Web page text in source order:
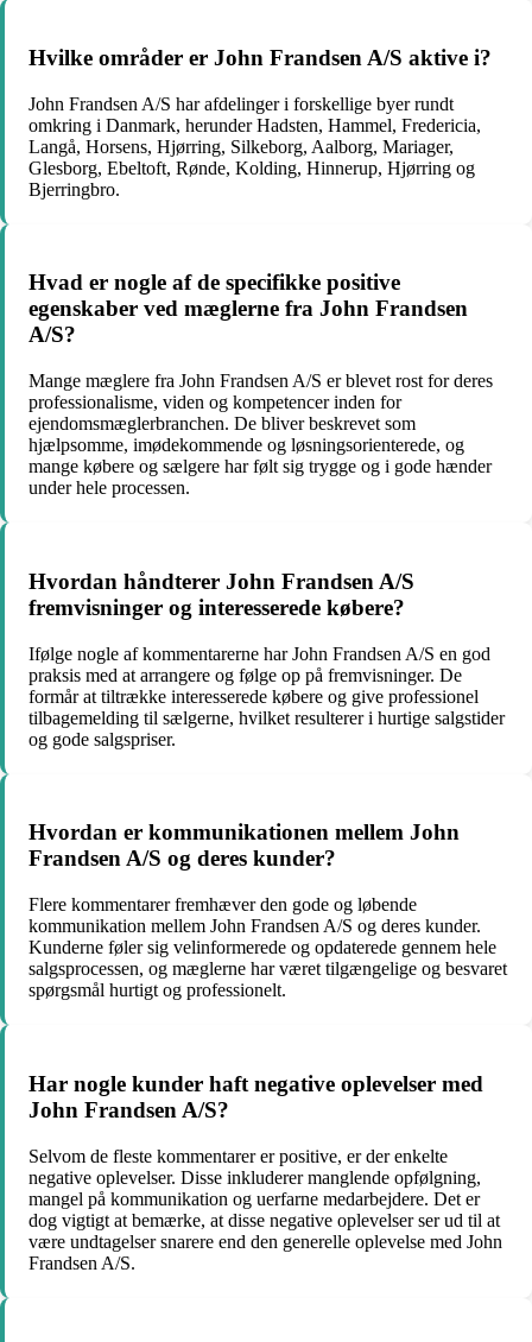
Hvilke områder er John Frandsen A/S aktive i?
John Frandsen A/S har afdelinger i forskellige byer rundt
omkring i Danmark, herunder Hadsten, Hammel, Fredericia,
Langå, Horsens, Hjørring, Silkeborg, Aalborg, Mariager,
Glesborg, Ebeltoft, Rønde, Kolding, Hinnerup, Hjørring og
Bjerringbro.
Hvad er nogle af de specifikke positive
egenskaber ved mæglerne fra John Frandsen
A/S?
Mange mæglere fra John Frandsen A/S er blevet rost for deres
professionalisme, viden og kompetencer inden for
ejendomsmæglerbranchen. De bliver beskrevet som
hjælpsomme, imødekommende og løsningsorienterede, og
mange købere og sælgere har følt sig trygge og i gode hænder
under hele processen.
Hvordan håndterer John Frandsen A/S
fremvisninger og interesserede købere?
Ifølge nogle af kommentarerne har John Frandsen A/S en god
praksis med at arrangere og følge op på fremvisninger. De
formår at tiltrække interesserede købere og give professionel
tilbagemelding til sælgerne, hvilket resulterer i hurtige salgstider
og gode salgspriser.
Hvordan er kommunikationen mellem John
Frandsen A/S og deres kunder?
Flere kommentarer fremhæver den gode og løbende
kommunikation mellem John Frandsen A/S og deres kunder.
Kunderne føler sig velinformerede og opdaterede gennem hele
salgsprocessen, og mæglerne har været tilgængelige og besvaret
spørgsmål hurtigt og professionelt.
Har nogle kunder haft negative oplevelser med
John Frandsen A/S?
Selvom de fleste kommentarer er positive, er der enkelte
negative oplevelser. Disse inkluderer manglende opfølgning,
mangel på kommunikation og uerfarne medarbejdere. Det er
dog vigtigt at bemærke, at disse negative oplevelser ser ud til at
være undtagelser snarere end den generelle oplevelse med John
Frandsen A/S.